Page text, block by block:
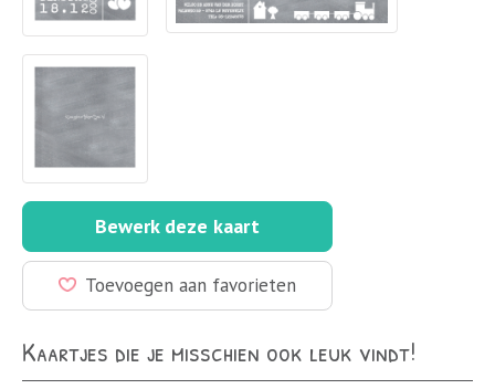
Bewerk deze kaart
Toevoegen aan favorieten
Kaartjes die je misschien ook leuk vindt!